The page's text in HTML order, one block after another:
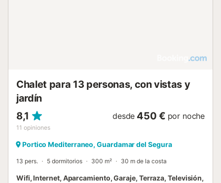
Además, su proximidad a las impresionantes playas de
Chalet para 13 personas, con vistas y
jardín
8,1
11 opiniones
desde 450 € por noche
Portico Mediterraneo, Guardamar del Segura
13 pers. 5 dormitorios 300 m² 30 m de la costa
Wifi, Internet, Aparcamiento, Garaje, Terraza, Televisión,